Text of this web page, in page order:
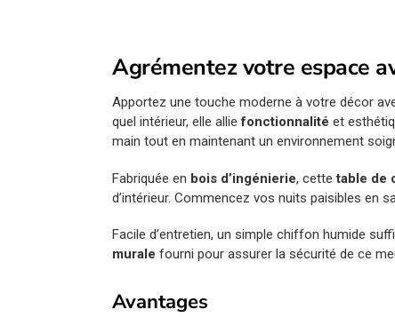
Agrémentez votre espace
Apportez une touche moderne à votre décor
quel intérieur, elle alliefonctionnalité et
main tout en maintenant un environnement
Fabriquée en bois d’ingénierie, cettetable de
d’intérieur. Commencez vos nuits paisibles en
Facile d’entretien, un simple chiffon humide
murale fourni pour assurer la sécurité de ce
Avantages